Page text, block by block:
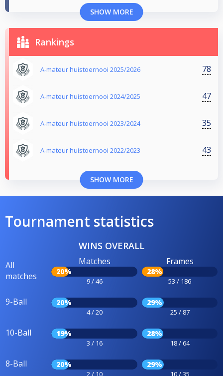
SHOW MORE
Rankings
A-mateur huistoernooi 2025/2026 78
A-mateur huistoernooi 2024/2025 47
A-mateur huistoernooi 2023/2024 35
A-mateur huistoernooi 2022/2023 43
SHOW MORE
Tournament statistics
WINS OVERALL
All
matches
Matches
20%
9 / 46
Frames
28%
53 / 186
9-Ball 20%
4 / 20
29%
25 / 87
10-Ball 19%
3 / 16
28%
18 / 64
8-Ball 20%
2 / 10
29%
10 / 35